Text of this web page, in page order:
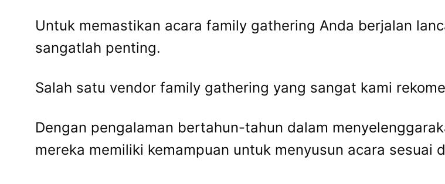
Untuk memastikan acara family gathering Anda berjalan
sangatlah penting.
Salah satu vendor family gathering yang sangat kami
Dengan pengalaman bertahun-tahun dalam
mereka memiliki kemampuan untuk menyusun acara sesuai